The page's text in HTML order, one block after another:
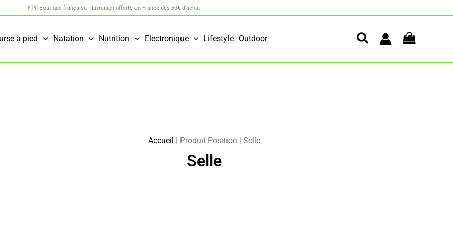
🇫🇷 Boutique française | Livraison offerte en France dès 50€ d'achat
à pied Natation Nutrition Electronique Lifestyle Outdoor
Accueil | Produit Position | Selle
Selle